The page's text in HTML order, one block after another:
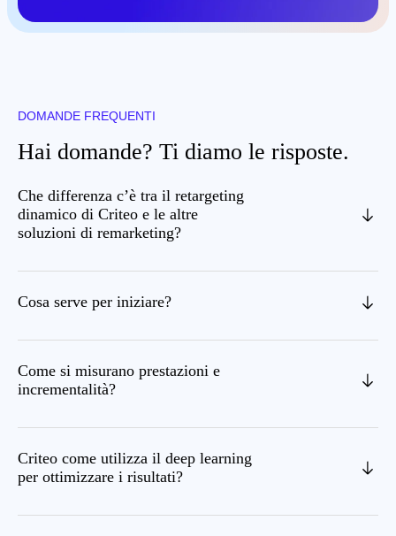
DOMANDE FREQUENTI
Hai domande? Ti diamo le risposte.
Che differenza c’è tra il retargeting
dinamico di Criteo e le altre
soluzioni di remarketing?
Cosa serve per iniziare?
Come si misurano prestazioni e
incrementalità?
Criteo come utilizza il deep learning
per ottimizzare i risultati?